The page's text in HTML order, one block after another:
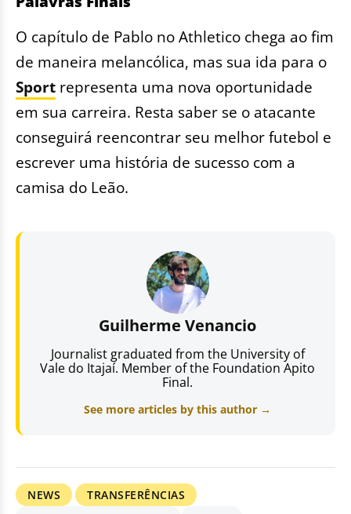
O capítulo de Pablo no Athletico chega ao fim
de maneira melancólica, mas sua ida para o
Sport representa uma nova oportunidade
em sua carreira. Resta saber se o atacante
conseguirá reencontrar seu melhor futebol e
escrever uma história de sucesso com a
camisa do Leão.
Guilherme Venancio
Journalist graduated from the University of
Vale do Itajaí. Member of the Foundation Apito
Final.
See more articles by this author →
NEWS
TRANSFERÊNCIAS